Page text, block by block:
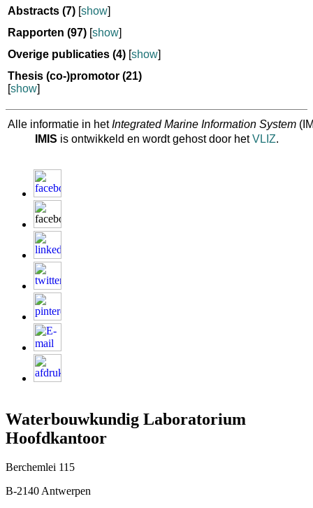
Abstracts (7) [show]
Rapporten (97) [show]
Overige publicaties (4) [show]
Thesis (co-)promotor (21)
[show]
Alle informatie in hetIntegrated Marine Information System
IMIS is ontwikkeld en wordt gehost door hetVLIZ.
Waterbouwkundig Laboratorium
Hoofdkantoor
Berchemlei 115
B-2140 Antwerpen